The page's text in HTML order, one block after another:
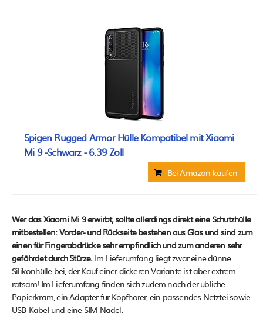
Spigen Rugged Armor Hülle Kompatibel mit Xiaomi
Mi 9 -Schwarz - 6.39 Zoll
Bei Amazon kaufen
Wer das Xiaomi Mi 9 erwirbt, sollte allerdings direkt eine Schutzhülle
mitbestellen: Vorder- und Rückseite bestehen aus Glas und sind zum
einen für Fingerabdrücke sehr empfindlich und zum anderen sehr
gefährdet durch Stürze.Im Lieferumfang liegt zwar eine dünne
Silikonhülle bei, der Kauf einer dickeren Variante ist aber extrem
ratsam! Im Lieferumfang finden sich zudem noch der übliche
Papierkram, ein Adapter für Kopfhörer, ein passendes Netztei sowie
USB-Kabel und eine SIM-Nadel.